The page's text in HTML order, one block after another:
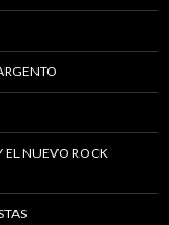
EL NUEVO ROCK